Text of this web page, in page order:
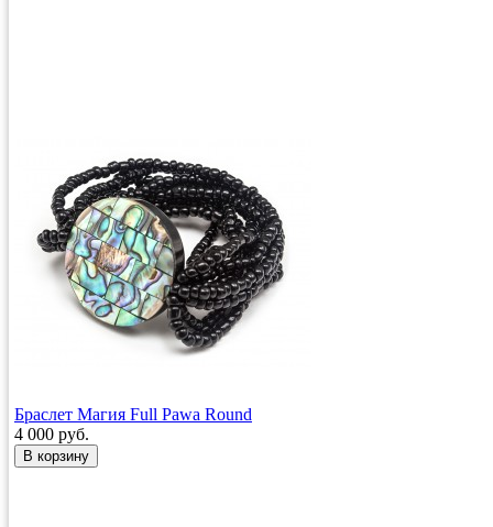
Браслет Магия Full Pawa Round
4 000 руб.